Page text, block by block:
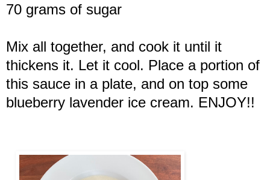
70 grams of sugar
Mix all together, and cook it until it
thickens it. Let it cool. Place a portion of
this sauce in a plate, and on top some
blueberry lavender ice cream. ENJOY!!